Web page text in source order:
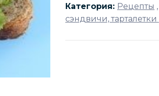
Категория: Рецепты ,
сэндвичи, тарталетки